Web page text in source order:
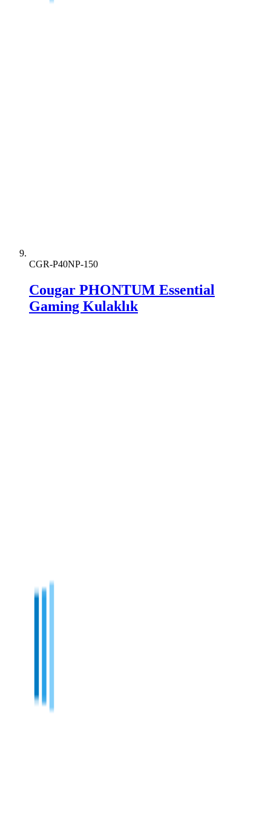
CGR-P40NP-150
Cougar PHONTUM Essential
Gaming Kulaklık